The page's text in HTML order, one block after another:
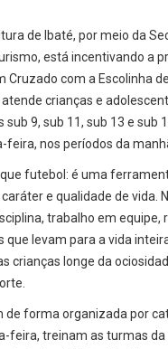
de Ibaté, por meio da
está incentivando a
Cruzado com a Escolinha
crianças e
sub 9, sub 11, sub 13 e sub
feira, nos períodos da
futebol: é uma
e qualidade de vida.
trabalho em equipe,
levam para a vida
crianças longe da
de forma organizada por
feira, treinam as turmas da